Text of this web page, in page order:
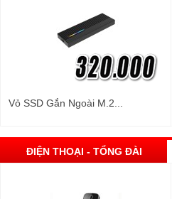
Vỏ SSD Gắn Ngoài M.2...
ĐIỆN THOẠI - TỔNG ĐÀI